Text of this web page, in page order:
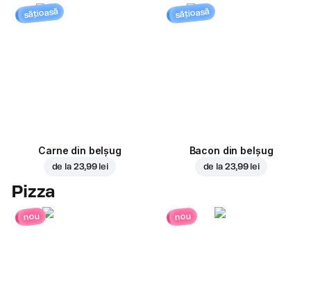
sățioasă
Carne din belșug
de la 23,99 lei
sățioasă
Bacon din belșug
de la 23,99 lei
Pizza
nou nou